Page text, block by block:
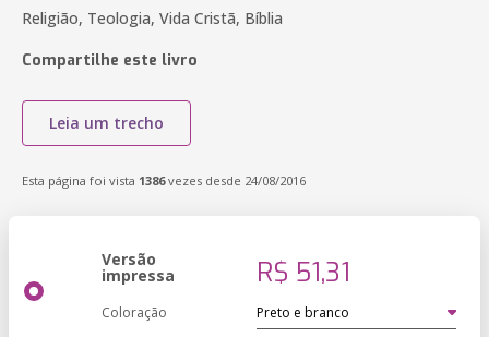
Religião, Teologia, Vida Cristã, Bíblia
Compartilhe este livro
Leia um trecho
Esta página foi vista 1386vezes desde 24/08/2016
Versão
impressa R$ 51,31
Coloração